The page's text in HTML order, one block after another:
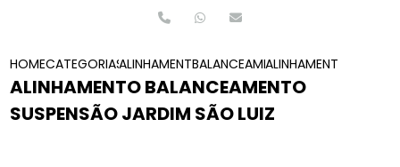
HOMECATEGORIASALINHAMENTO E BALANCEAMENTOS
BALANCEAMENTO E ALINHAMENTO
ALINHAMENTO
ALINHAMENTO BALANCEAMENTO
SUSPENSÃO JARDIM SÃO LUIZ